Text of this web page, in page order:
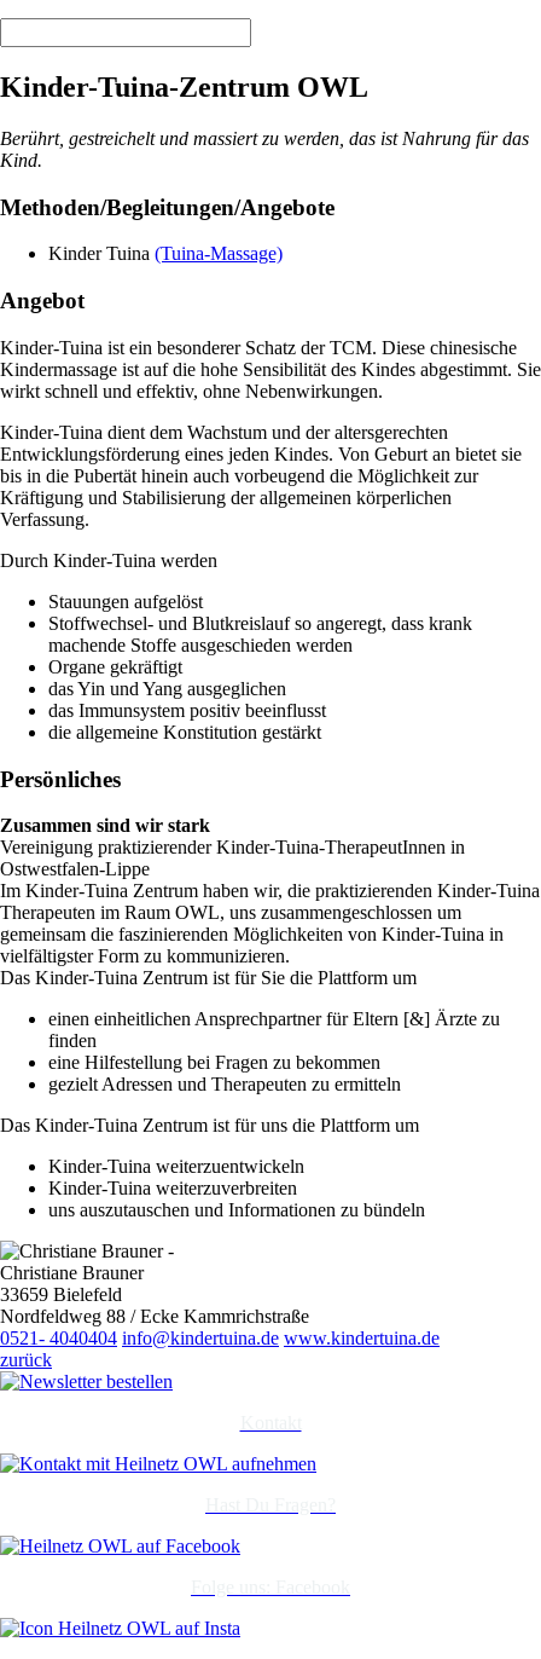
Kinder-Tuina-Zentrum OWL
Berührt, gestreichelt und massiert zu werden, das ist Nahrung für das
Kind.
Methoden/Begleitungen/Angebote
Kinder Tuina (Tuina-Massage)
Angebot
Kinder-Tuina ist ein besonderer Schatz der TCM. Diese chinesische
Kindermassage ist auf die hohe Sensibilität des Kindes abgestimmt. Sie
wirkt schnell und effektiv, ohne Nebenwirkungen.
Kinder-Tuina dient dem Wachstum und der altersgerechten
Entwicklungsförderung eines jeden Kindes. Von Geburt an bietet sie
bis in die Pubertät hinein auch vorbeugend die Möglichkeit zur
Kräftigung und Stabilisierung der allgemeinen körperlichen
Verfassung.
Durch Kinder-Tuina werden
Stauungen aufgelöst
Stoffwechsel- und Blutkreislauf so angeregt, dass krank
machende Stoffe ausgeschieden werden
Organe gekräftigt
das Yin und Yang ausgeglichen
das Immunsystem positiv beeinflusst
die allgemeine Konstitution gestärkt
Persönliches
Zusammen sind wir stark
Vereinigung praktizierender Kinder-Tuina-TherapeutInnen in
Ostwestfalen-Lippe
Im Kinder-Tuina Zentrum haben wir, die praktizierenden Kinder-Tuina
Therapeuten im Raum OWL, uns zusammengeschlossen um
gemeinsam die faszinierenden Möglichkeiten von Kinder-Tuina in
vielfältigster Form zu kommunizieren.
Das Kinder-Tuina Zentrum ist für Sie die Plattform um
einen einheitlichen Ansprechpartner für Eltern [&] Ärzte zu
finden
eine Hilfestellung bei Fragen zu bekommen
gezielt Adressen und Therapeuten zu ermitteln
Das Kinder-Tuina Zentrum ist für uns die Plattform um
Kinder-Tuina weiterzuentwickeln
Kinder-Tuina weiterzuverbreiten
uns auszutauschen und Informationen zu bündeln
Christiane Brauner
33659 Bielefeld
Nordfeldweg 88 / Ecke Kammrichstraße
0521- 4040404 info@kindertuina.de www.kindertuina.de
zurück